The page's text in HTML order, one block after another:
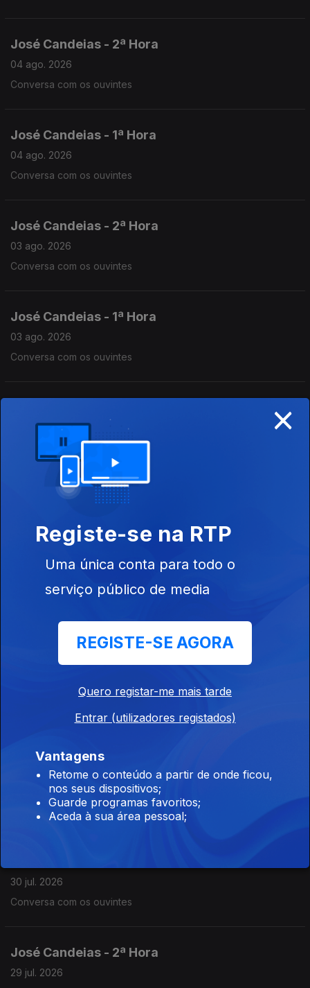
José Candeias - 2ª Hora
04 ago. 2026
Conversa com os ouvintes
José Candeias - 1ª Hora
04 ago. 2026
Conversa com os ouvintes
José Candeias - 2ª Hora
03 ago. 2026
Conversa com os ouvintes
José Candeias - 1ª Hora
03 ago. 2026
Conversa com os ouvintes
01 ago. 2026
Conversa com os ouvintes
José Candeias - Compacto - 1ª Hora
Conversa com os ouvintes
José Candeias - 1ª Hora
Conversa com os ouvintes
José Candeias - 2ª Hora
30 jul. 2026
Conversa com os ouvintes
30 jul. 2026
Conversa com os ouvintes
José Candeias - 2ª Hora
29 jul. 2026
×
Registe-se na RTP
Uma única conta para todo o
serviço público de media
REGISTE-SE AGORA
Quero registar-me mais tarde
Entrar (utilizadores registados)
Vantagens
Retome o conteúdo a partir de onde ficou,
nos seus dispositivos;
Guarde programas favoritos;
Aceda à sua área pessoal;